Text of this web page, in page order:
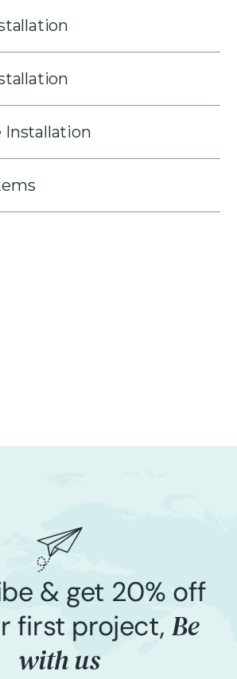
Installation
& get 20% off
first project, Be
with us